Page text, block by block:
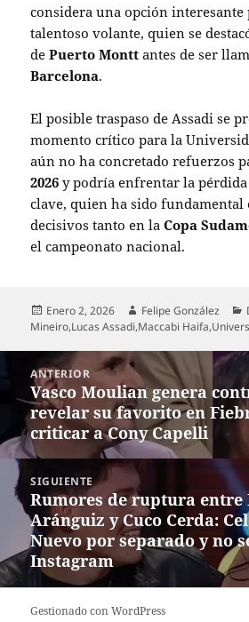
considera una opción
talentoso volante, quien se
dePuerto Montt antes de ser
Barcelona.
El posible traspaso de Assadi se
momento crítico para la
aún no ha concretado refuerzos
2026 y podría enfrentar la
clave, quien ha sido fundamental
decisivos tanto en laCopa
el campeonato nacional.
Publicado
el
Enero 2, 2026 Autor
Felipe González
Mineiro,Lucas Assadi,Maccabi Haifa,
Navegación
entradas
ANTERIOR
Entrada
anterior:
Vasco Moulian genera
revelar su favorito en
criticar a Cony Capelli
SIGUIENTE
Entrada
siguiente:
Rumores de ruptura entre
Aránguiz y Cuco Cerda:
Nuevo por separado y no
Instagram
Gestionado con WordPress